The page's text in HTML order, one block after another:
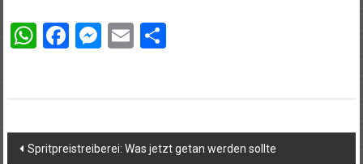
WhatsApp
Facebook
Messenger
EmailTeilen
Beitragsnavigation
Spritpreistreiberei: Was jetzt getan werden sollte